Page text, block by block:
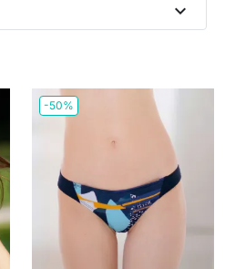
expand_more
-50%